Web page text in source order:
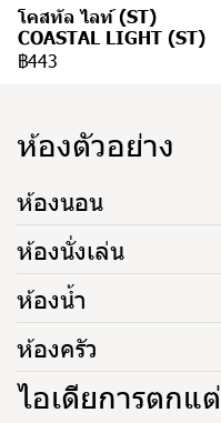
โคสทัล ไลท์ (ST)
COASTAL LIGHT (ST)
฿443
ห้องตัวอย่าง
ห้องนอน
ห้องนั่งเล่น
ห้องน้ำ
ห้องครัว
ไอเดียการตกแ